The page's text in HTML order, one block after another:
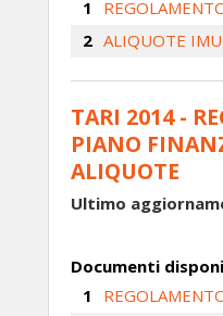
ALIQUOTE IMU
TARI 2014 -
PIANO
ALIQUOTE
Ultimo
Documenti